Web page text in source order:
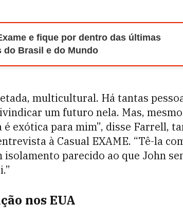
e fique por dentro das últimas
do Brasil e do Mundo
multicultural. Há tantas
um futuro nela. Mas,
é exótica para mim”, disse Farrell,
à Casual EXAME. “Tê-la
parecido ao que John
nos EUA